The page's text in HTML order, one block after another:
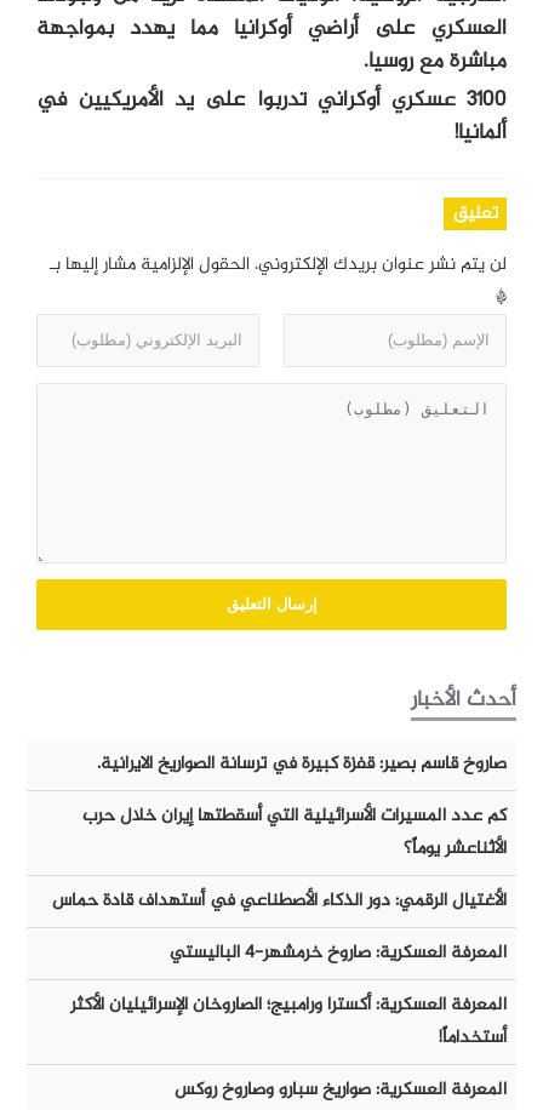
العسكري على أراضي أوكرانيا مما يهدد بمواجهة
مباشرة مع روسيا.
3100 عسكري أوكراني تدربوا على يد الأمريكيين في
ألمانيا!
تعليق
لن يتم نشر عنوان بريدك الإلكتروني. الحقول الإلزامية مشار إليها بـ
*
أحدث الأخبار
صاروخ قاسم بصير: قفزة كبيرة في ترسانة الصواريخ الايرانية.
كم عدد المسيرات الأسرائيلية التي أسقطتها إيران خلال حرب
الأثناعشر يوماً؟
الأغتيال الرقمي: دور الذكاء الأصطناعي في أستهداف قادة حماس
المعرفة العسكرية: صاروخ خرمشهر-٤ الباليستي
المعرفة العسكرية: أكسترا ورامبيج؛ الصاروخان الإسرائيليان الأكثر
أستخداماً!
المعرفة العسكرية: صواريخ سبارو وصاروخ روكس